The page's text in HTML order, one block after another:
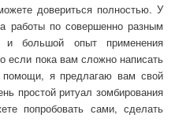
довериться полностью. У
работы по совершенно разным
большой опыт применения
если пока вам сложно написать
я предлагаю вам свой
простой ритуал зомбирования
попробовать сами, сделать